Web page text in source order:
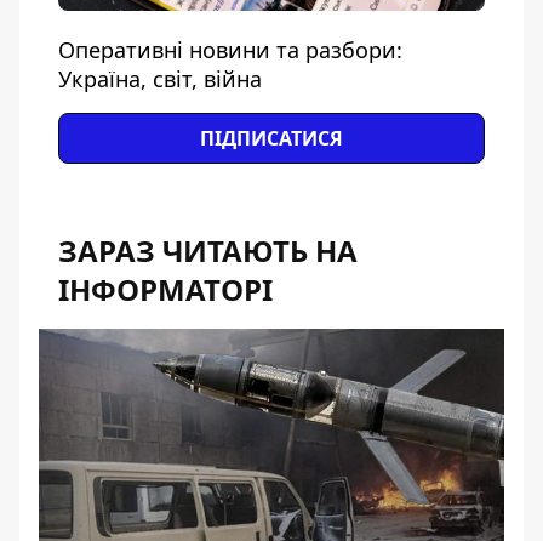
Оперативні новини та разбори:
Україна, світ, війна
ПІДПИСАТИСЯ
ЗАРАЗ ЧИТАЮТЬ НА
ІНФОРМАТОРІ